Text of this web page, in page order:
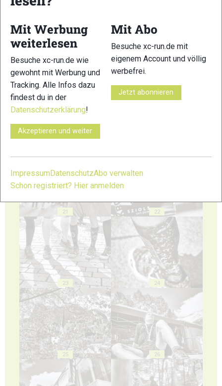
19
21 22
23 24
25 26
Mit Werbung
weiterlesen
Besuche xc-run.de wie
gewohnt mit Werbung und
Tracking. Alle Infos dazu
findest du in der
Datenschutzerklärung!
Akzeptieren und weiter
Mit Abo
Besuche xc-run.de mit
eigenem Account und völlig
werbefrei.
Jetzt abonnieren
Impressum DatenschutzAbo verwalten
Schon registriert? Hier anmelden